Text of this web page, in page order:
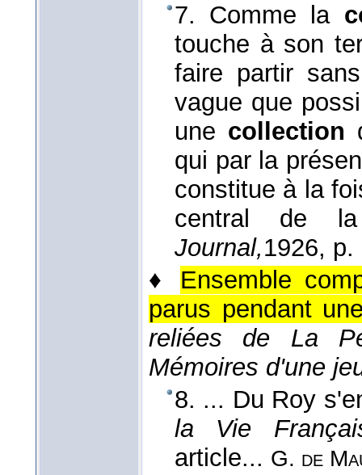
7. Comme la
touche à son
faire partir
vague que
une collection
qui par la
constitue à la
central de
Journal,1926, p.
♦ Ensemble
parus pendant
reliées de La
Mémoires d'une
8. ... Du Roy
la Vie
article... G. de